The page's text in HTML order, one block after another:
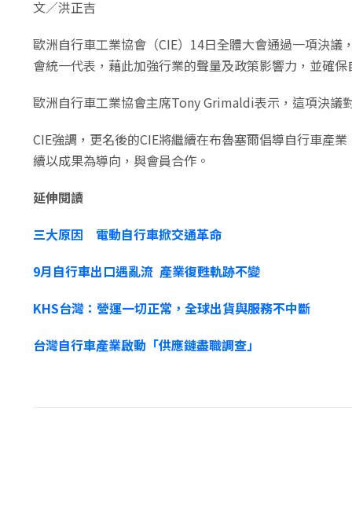
文／洪正吉
歐洲自行車工業協會（CIE）14日全體大會通過一項決
會統一代表，藉此加強行業的聲量及政策影響力，並確
歐洲自行車工業協會主席Tony Grimaldi表示，這項決議
CIE強調，更名後的CIE將繼續在布魯塞爾倡導自行車產
續以成果為導向，與會員合作。
延伸閱讀
三大原因 電動自行車掀交通革命
9月自行車出口遇亂流 產業復甦軌跡不變
KHS台灣：營運一切正常，全球出貨與服務不中斷
台灣自行車產業啟動「供應鏈盡職調查」